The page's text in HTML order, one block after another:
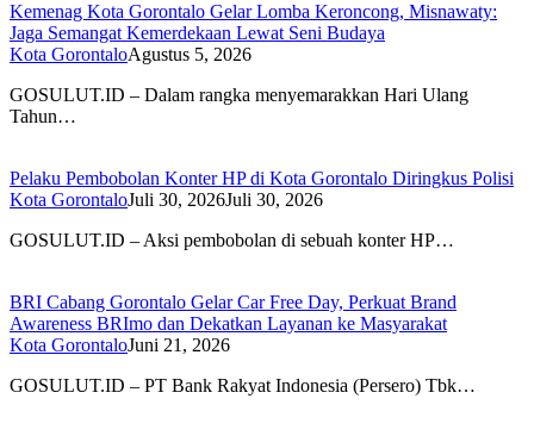
Kemenag Kota Gorontalo Gelar Lomba Keroncong, Misnawaty:
Jaga Semangat Kemerdekaan Lewat Seni Budaya
Kota GorontaloAgustus 5, 2026
GOSULUT.ID – Dalam rangka menyemarakkan Hari Ulang
Tahun…
Pelaku Pembobolan Konter HP di Kota Gorontalo Diringkus Polisi
Kota GorontaloJuli 30, 2026Juli 30, 2026
GOSULUT.ID – Aksi pembobolan di sebuah konter HP…
BRI Cabang Gorontalo Gelar Car Free Day, Perkuat Brand
Awareness BRImo dan Dekatkan Layanan ke Masyarakat
Kota GorontaloJuni 21, 2026
GOSULUT.ID – PT Bank Rakyat Indonesia (Persero) Tbk…